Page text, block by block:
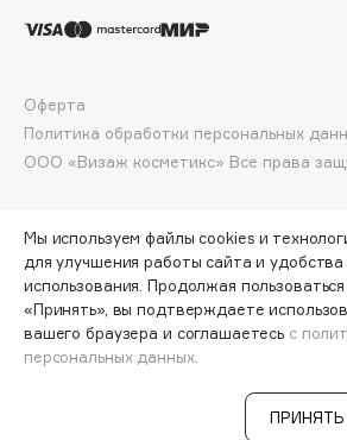
Divage
Dorco
DP Daily Perfection
Dr.Ceuracle
Dr.Jart+
DSD de Luxe
Dyson
ДОБАВИТЬ В КОРЗИНУ
ООО «Визаж косметикс» Все права
Оферта
Политика обработки персональных
Мы используем файлы cookies и
для улучшения работы сайта и удобства
использования. Продолжая
«Принять», вы подтверждаете
вашего браузера и соглашаетесь с
персональных данных.
ПРИНЯТЬ